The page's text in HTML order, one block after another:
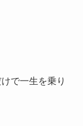
で一生を乗り